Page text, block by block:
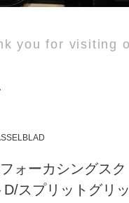
you for visiting
ォーカシングス
スプリットグリ